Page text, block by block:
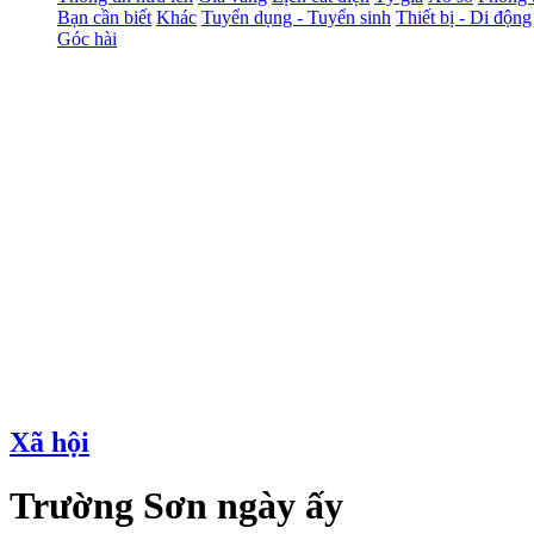
Bạn cần biết Khác Tuyển dụng - Tuyển sinh Thiết bị - Di động
Góc hài
Xã hội
Trường Sơn ngày ấy